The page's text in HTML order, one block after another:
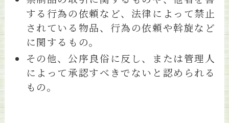
する行為の依頼など、法律によって禁止
されている物品、行為の依頼や斡旋など
に関するもの。
その他、公序良俗に反し、または管理人
によって承認すべきでないと認められる
もの。